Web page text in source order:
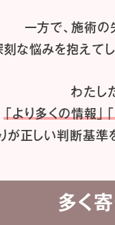
一方で、施術の
な悩みを抱えて
わたし
「より多くの情報」
が正しい判断基準
多く